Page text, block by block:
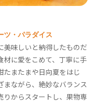
ツ・パラダイス
美味しいと納得したものだ
材に愛をこめて、丁寧に手
またまや日向夏をはじ
まながら、絶妙なバランス
りからスタートし、果物専